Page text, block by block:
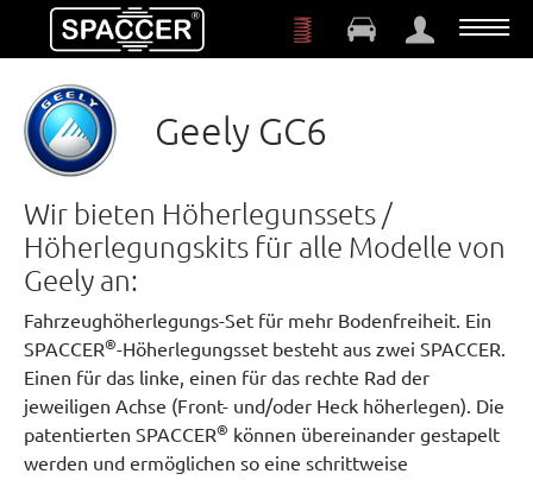
Zum Hauptinhalt springen
Geely GC6
Wir bieten Höherlegunssets /
Höherlegungskits für alle Modelle von
Geely an:
Fahrzeughöherlegungs-Set für mehr Bodenfreiheit. Ein
SPACCER®-Höherlegungsset besteht aus zwei SPACCER.
Einen für das linke, einen für das rechte Rad der
jeweiligen Achse (Front- und/oder Heck höherlegen). Die
patentierten SPACCER® können übereinander gestapelt
werden und ermöglichen so eine schrittweise